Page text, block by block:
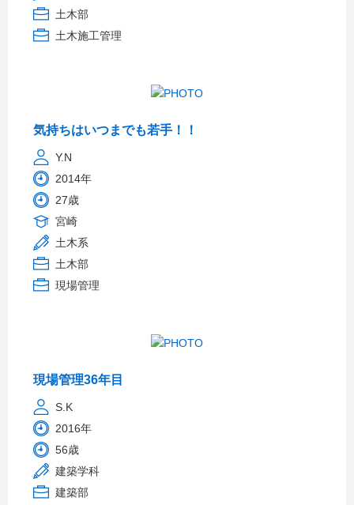
土木部
土木施工管理
気持ちはいつまでも若手！！
Y.N
2014年
27歳
宮崎
土木系
土木部
現場管理
現場管理36年目
S.K
2016年
56歳
建築学科
建築部